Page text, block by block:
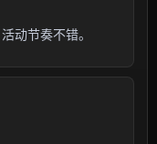
动节奏不错。